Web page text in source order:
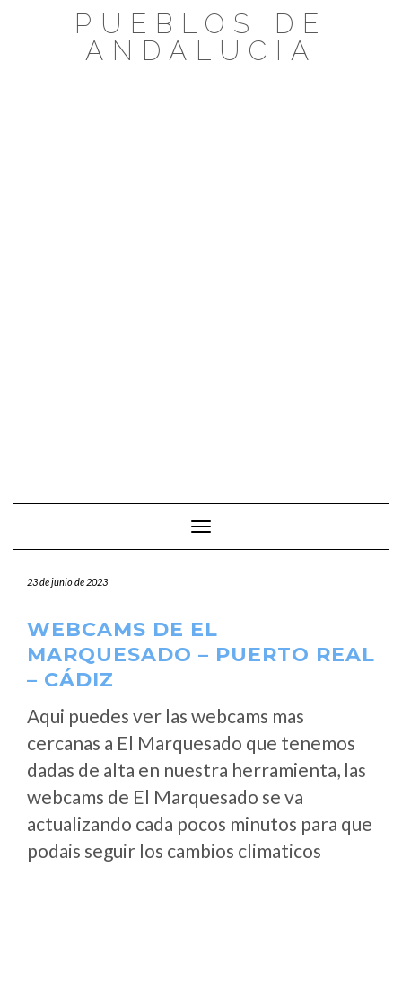
PUEBLOS DE
ANDALUCIA
Cambiar modo de navegación
23 de junio de 2023
WEBCAMS DE EL
MARQUESADO – PUERTO REAL
– CÁDIZ
Aqui puedes ver las webcams mas
cercanas a El Marquesado que tenemos
dadas de alta en nuestra herramienta, las
webcams de El Marquesado se va
actualizando cada pocos minutos para que
podais seguir los cambios climaticos